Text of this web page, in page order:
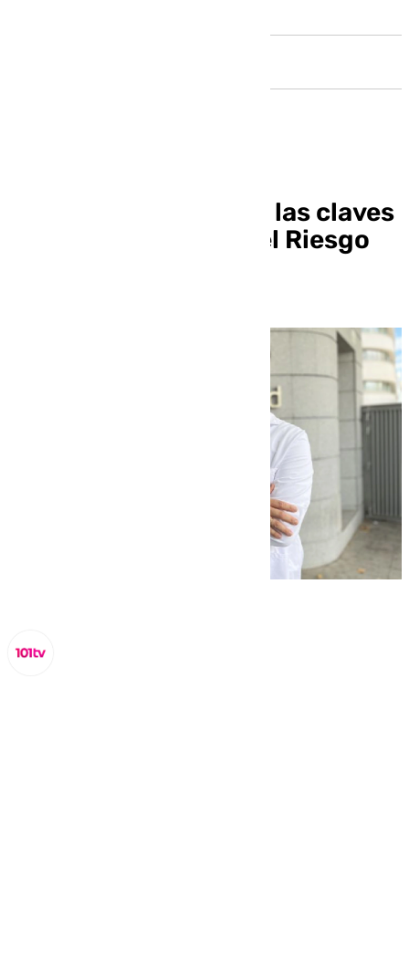
Estas son algunas de las claves
para la Prevención del Riesgo